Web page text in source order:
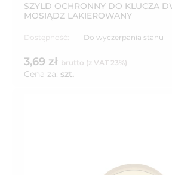
SZYLD OCHRONNY DO KLUCZA
MOSIĄDZ LAKIEROWANY
Dostępność: Do wyczerpania stanu
3,69 zł brutto (z VAT 23%)
Cena za: szt.